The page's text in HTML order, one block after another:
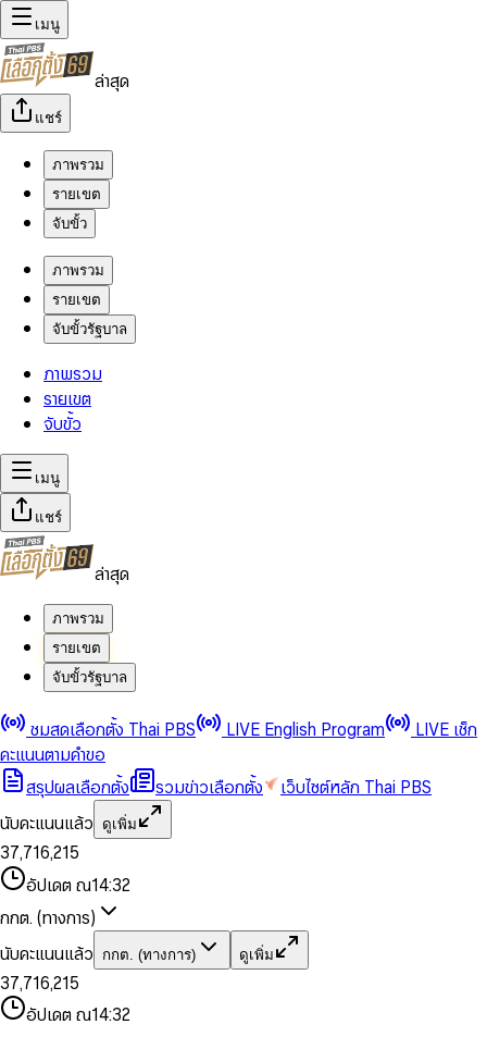
เมนู
ล่าสุด
แชร์
ภาพรวม
รายเขต
จับขั้ว
ภาพรวม
รายเขต
จับขั้วรัฐบาล
ภาพรวม
รายเขต
จับขั้ว
เมนู
แชร์
ล่าสุด
ภาพรวม
รายเขต
จับขั้วรัฐบาล
ชมสดเลือกตั้ง Thai PBS LIVE English Program
LIVE เช็ก
คะแนนตามคำขอ
สรุปผลเลือกตั้ง
รวมข่าวเลือกตั้ง
เว็บไซต์หลัก Thai PBS
นับคะแนนแล้ว
ดูเพิ่ม
0
1
2
3
4
5
6
8
9
0
1
2
3
4
5
6
7
8
9
,
0
1
2
4
6
7
8
9
0
1
2
3
4
5
6
7
8
9
0
1
3
5
6
7
8
9
,
1
2
4
5
7
8
9
0
1
3
4
6
7
8
9
0
2
3
4
5
7
8
อัปเดต ณ14:32
กกต. (ทางการ)
นับคะแนนแล้ว
กกต. (ทางการ) ดูเพิ่ม
0
1
2
3
4
5
0
1
2
4
5
6
7
8
9
,
0
1
2
4
6
7
8
9
0
1
2
3
0
1
3
5
6
7
8
,
1
2
4
0
1
3
0
2
3
4
5
7
อัปเดต ณ14:32